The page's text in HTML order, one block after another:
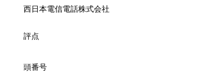
西日本電信電話株式会社
評点
頭番号